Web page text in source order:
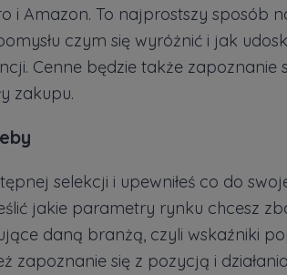
i Amazon. To najprostszy sposób
czym się wyróżnić i jak
Cenne będzie także zapoznanie
zakupu.
selekcji i upewniłeś co do
jakie parametry rynku chcesz
daną branżą, czyli wskaźniki
zapoznanie się z pozycją i